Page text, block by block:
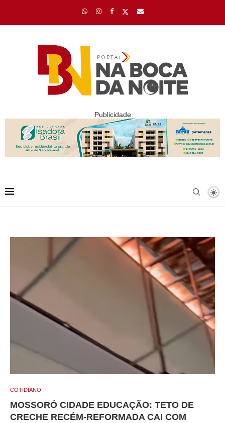
Publicidade
COTIDIANO
MOSSORÓ CIDADE EDUCAÇÃO: TETO DE
CRECHE RECÉM-REFORMADA CAI COM